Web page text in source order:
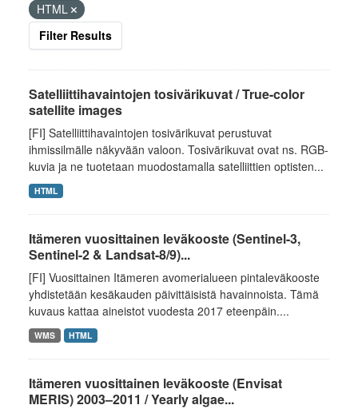
HTML
Filter Results
Satelliittihavaintojen tosivärikuvat / True-color
satellite images
[FI] Satelliittihavaintojen tosivärikuvat perustuvat
ihmissilmälle näkyvään valoon. Tosivärikuvat ovat ns. RGB-
kuvia ja ne tuotetaan muodostamalla satelliittien optisten...
HTML
Itämeren vuosittainen leväkooste (Sentinel-3,
Sentinel-2 & Landsat-8/9)...
[FI] Vuosittainen Itämeren avomerialueen pintaleväkooste
yhdistetään kesäkauden päivittäisistä havainnoista. Tämä
kuvaus kattaa aineistot vuodesta 2017 eteenpäin....
WMS HTML
Itämeren vuosittainen leväkooste (Envisat
MERIS) 2003–2011 / Yearly algae...